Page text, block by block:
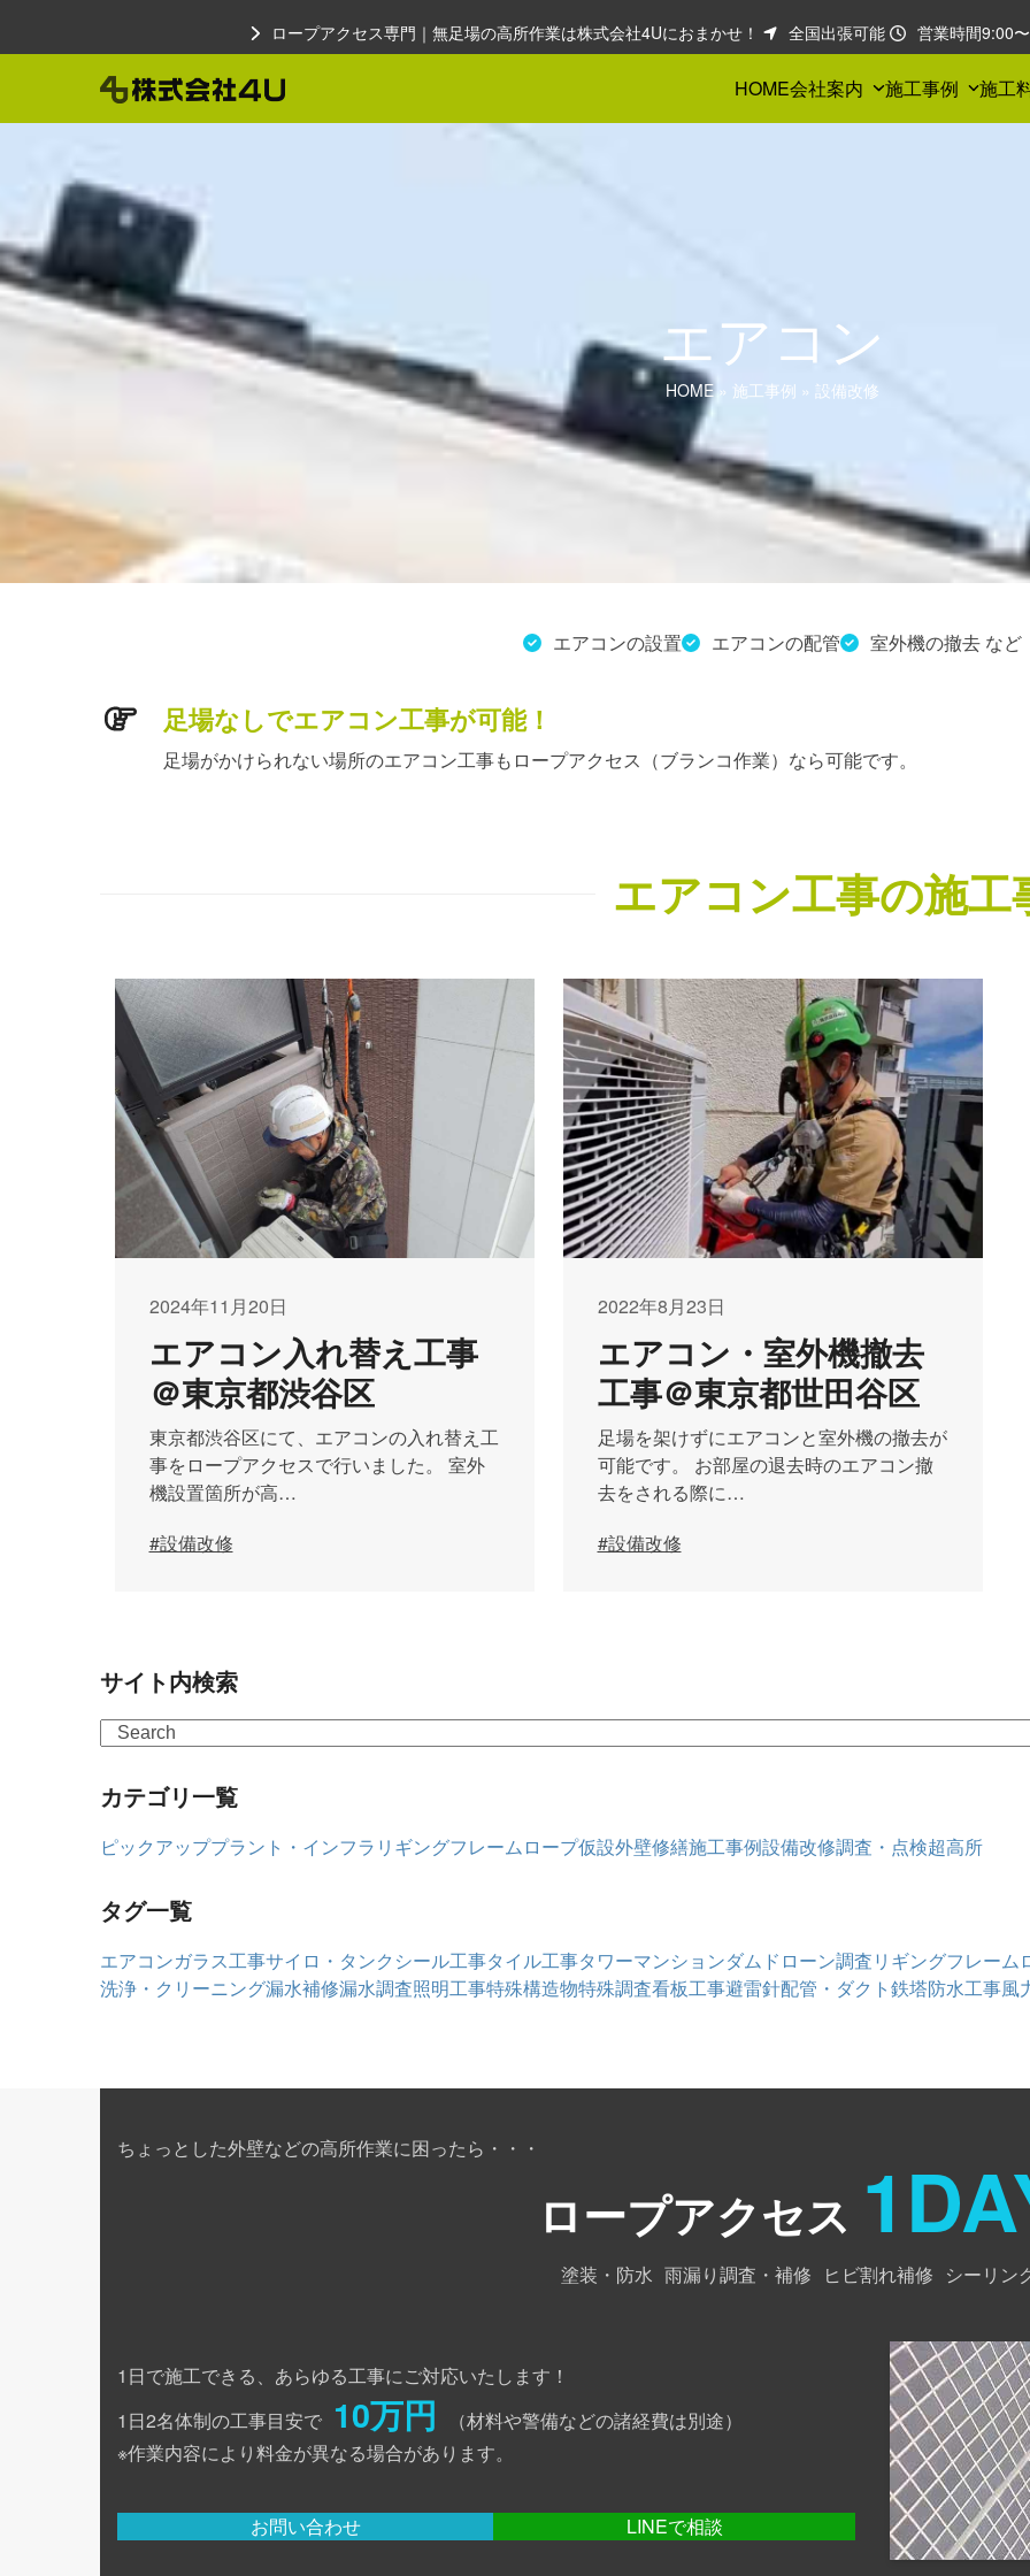
ロープアクセス専門｜無足場の高所作業は株式会社4Uにおまかせ！ 全国出張可能 営業時間9:00
HOME会社案内 施工事例 施工
エアコン
HOME » 施工事例 » 設備改修
エアコンの設置 エアコンの配管 室外機の撤去 など
足場なしでエアコン工事が可能！
足場がかけられない場所のエアコン工事もロープアクセス（ブランコ作業）なら可能です。
エアコン工事の施工
2024年11月20日
エアコン入れ替え工事
＠東京都渋谷区
東京都渋谷区にて、エアコンの入れ替え工
事をロープアクセスで行いました。 室外
機設置箇所が高…
#設備改修
2022年8月23日
エアコン・室外機撤去
工事＠東京都世田谷区
足場を架けずにエアコンと室外機の撤去が
可能です。 お部屋の退去時のエアコン撤
去をされる際に…
#設備改修
サイト内検索
Search
カテゴリ一覧
ピックアッププラント・インフラ リギングフレームロープ仮設外壁修繕施工事例設備改修調査・点検超高所
タグ一覧
エアコンガラス工事サイロ・タンク シール工事タイル工事タワーマンションダム ドローン調査リギングフレーム
洗浄・クリーニング漏水補修漏水調査照明工事特殊構造物特殊調査看板工事避雷針配管・ダクト鉄塔防水工事風
ちょっとした外壁などの高所作業に困ったら・・・
ロープアクセス
塗装・防水 雨漏り調査・補修 ヒビ割れ補修 シーリン
1日で施工できる、あらゆる工事にご対応いたします！
1日2名体制の工事目安で 10万円
（材料や警備などの諸経費は別途）
※作業内容により料金が異なる場合があります。
お問い合わせ LINEで相談